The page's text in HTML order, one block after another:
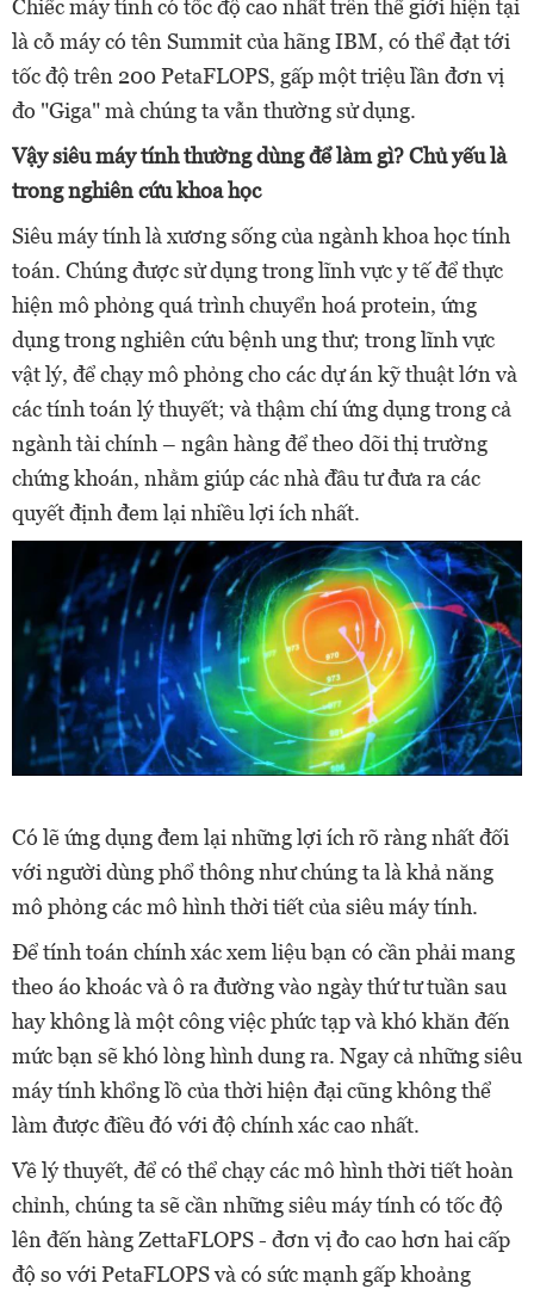
Chiếc máy tính có tốc độ cao nhất trên thế giới hiện tại
là cỗ máy có tên Summit của hãng IBM, có thể đạt tới
tốc độ trên 200 PetaFLOPS, gấp một triệu lần đơn vị
đo "Giga" mà chúng ta vẫn thường sử dụng.
Vậy siêu máy tính thường dùng để làm gì? Chủ yếu là
trong nghiên cứu khoa học
Siêu máy tính là xương sống của ngành khoa học tính
toán. Chúng được sử dụng trong lĩnh vực y tế để thực
hiện mô phỏng quá trình chuyển hoá protein, ứng
dụng trong nghiên cứu bệnh ung thư; trong lĩnh vực
vật lý, để chạy mô phỏng cho các dự án kỹ thuật lớn và
các tính toán lý thuyết; và thậm chí ứng dụng trong cả
ngành tài chính – ngân hàng để theo dõi thị trường
chứng khoán, nhằm giúp các nhà đầu tư đưa ra các
quyết định đem lại nhiều lợi ích nhất.
Có lẽ ứng dụng đem lại những lợi ích rõ ràng nhất đối
với người dùng phổ thông như chúng ta là khả năng
mô phỏng các mô hình thời tiết của siêu máy tính.
Để tính toán chính xác xem liệu bạn có cần phải mang
theo áo khoác và ô ra đường vào ngày thứ tư tuần sau
hay không là một công việc phức tạp và khó khăn đến
mức bạn sẽ khó lòng hình dung ra. Ngay cả những siêu
máy tính khổng lồ của thời hiện đại cũng không thể
làm được điều đó với độ chính xác cao nhất.
Về lý thuyết, để có thể chạy các mô hình thời tiết hoàn
chỉnh, chúng ta sẽ cần những siêu máy tính có tốc độ
lên đến hàng ZettaFLOPS - đơn vị đo cao hơn hai cấp
độ so với PetaFLOPS và có sức mạnh gấp khoảng